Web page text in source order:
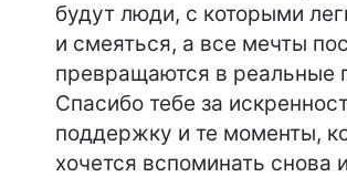
будут люди, с которыми
и смеяться, а все мечты
превращаются в реальные
Спасибо тебе за
поддержку и те моменты,
хочется вспоминать снова